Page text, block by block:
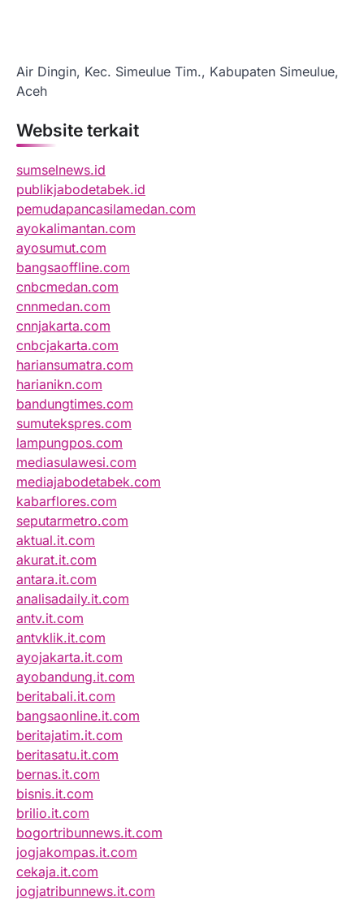
Air Dingin, Kec. Simeulue Tim., Kabupaten Simeulue,
Aceh
Website terkait
sumselnews.id
publikjabodetabek.id
pemudapancasilamedan.com
ayokalimantan.com
ayosumut.com
bangsaoffline.com
cnbcmedan.com
cnnmedan.com
cnnjakarta.com
cnbcjakarta.com
hariansumatra.com
harianikn.com
bandungtimes.com
sumutekspres.com
lampungpos.com
mediasulawesi.com
mediajabodetabek.com
kabarflores.com
seputarmetro.com
aktual.it.com
akurat.it.com
antara.it.com
analisadaily.it.com
antv.it.com
antvklik.it.com
ayojakarta.it.com
ayobandung.it.com
beritabali.it.com
bangsaonline.it.com
beritajatim.it.com
beritasatu.it.com
bernas.it.com
bisnis.it.com
brilio.it.com
bogortribunnews.it.com
jogjakompas.it.com
cekaja.it.com
jogjatribunnews.it.com